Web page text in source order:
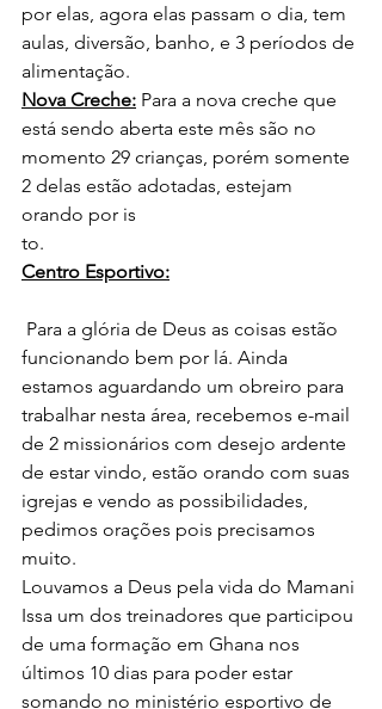
por elas, agora elas passam o dia, tem
aulas, diversão, banho, e 3 períodos de
alimentação.
Nova Creche: Para a nova creche que
está sendo aberta este mês são no
momento 29 crianças, porém somente
2 delas estão adotadas, estejam
orando por is
to.
Centro Esportivo:
funcionando bem por lá. Ainda
estamos aguardando um obreiro para
trabalhar nesta área, recebemos e-mail
de 2 missionários com desejo ardente
de estar vindo, estão orando com suas
igrejas e vendo as possibilidades,
pedimos orações pois precisamos
muito.
Louvamos a Deus pela vida do Mamani
Issa um dos treinadores que participou
de uma formação em Ghana nos
últimos 10 dias para poder estar
somando no ministério esportivo de